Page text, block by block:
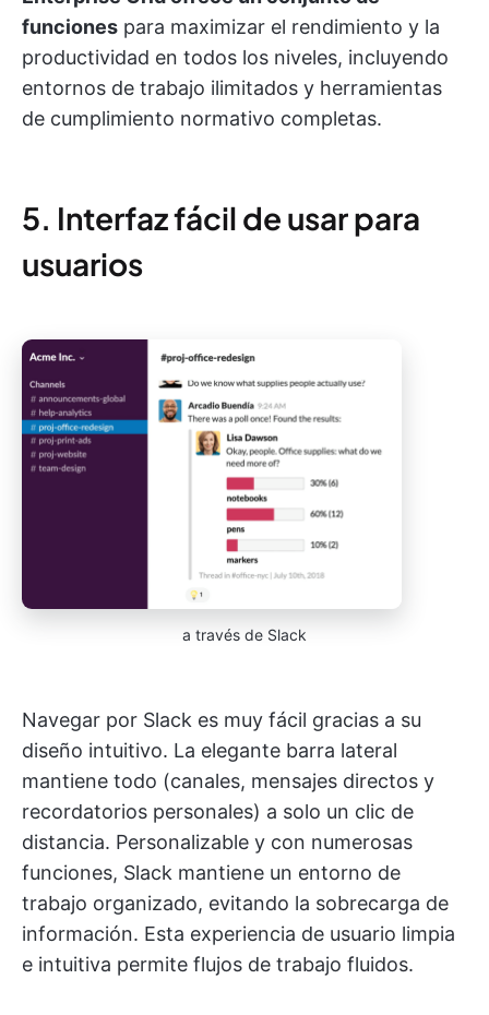
funciones para maximizar el rendimiento y la
productividad en todos los niveles, incluyendo
entornos de trabajo ilimitados y herramientas
de cumplimiento normativo completas.
5. Interfaz fácil de usar para
usuarios
a través de Slack
Navegar por Slack es muy fácil gracias a su
diseño intuitivo. La elegante barra lateral
mantiene todo (canales, mensajes directos y
recordatorios personales) a solo un clic de
distancia. Personalizable y con numerosas
funciones, Slack mantiene un entorno de
trabajo organizado, evitando la sobrecarga de
información. Esta experiencia de usuario limpia
e intuitiva permite flujos de trabajo fluidos.